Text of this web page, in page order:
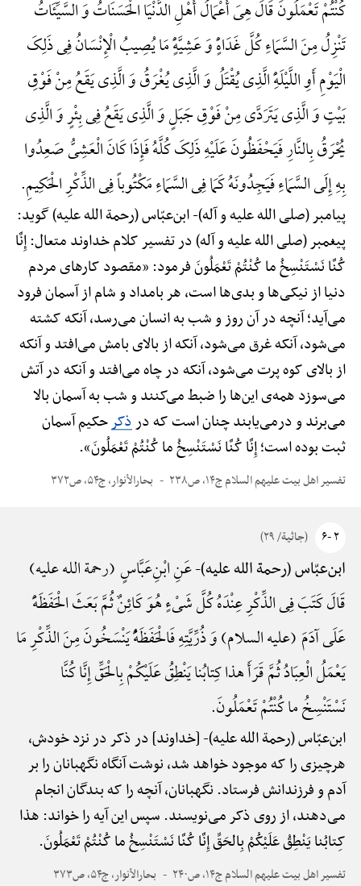
کُنْتُمْ تَعْمَلُونَ قَالَ هِیَ أَعْمَالُ أَهْلِ الدُّنْیَا الْحَسَنَاتُ وَ السَّیِّئَاتُ
تَنْزِلُ مِنَ السَّمَاءِ کُلَّ غَدَاهًٍْ وَ عَشِیَّهًٍْ مَا یُصِیبُ الْإِنْسَانُ فِی ذَلِکَ
الْیَوْمِ أَوِ اللَّیْلَهًِْ الَّذِی یُقْتَلُ وَ الَّذِی یُغْرَقُ وَ الَّذِی یَقَعُ مِنْ فَوْقِ
بَیْتٍ وَ الَّذِی یَتَرَدَّی مِنْ فَوْقِ جَبَلٍ وَ الَّذِی یَقَعُ فِی بِئْرٍ وَ الَّذِی
یُحْرَقُ بِالنَّارِ فَیَحْفَظُونَ عَلَیْهِ ذَلِکَ کُلَّهُ فَإِذَا کَانَ الْعَشِیُّ صَعِدُوا
بِهِ إِلَی السَّمَاءِ فَیَجِدُونَهُ کَمَا فِی السَّمَاءِ مَکْتُوباً فِی الذِّکْرِ الْحَکِیمِ.
پیامبر (صلی الله علیه و آله)-ابن‌عبّاس (رحمة الله علیه) گوید:
پیغمبر (صلی الله علیه و آله) در تفسیر کلام خداوند متعال: إِنَّا
کُنَّا نَسْتَنْسِخُ ما کُنْتُمْ تَعْمَلُونَ فرمود: «مقصود کارهای مردم
دنیا از نیکی‌ها و بدی‌ها است، هر بامداد و شام از آسمان فرود
می‌آید؛ آنچه در آن روز و شب به انسان می‌رسد، آنکه کشته
می‌شود، آنکه غرق می‌شود، آنکه از بالای بامش می‌افتد و آنکه
از بالای کوه پرت می‌شود، آنکه در چاه می‌افتد و آنکه در آتش
می‌سوزد همه‌ی این‌ها را ضبط می‌کنند و شب به آسمان بالا
می‌برند و درمی‌یابند چنان است که درذکرحکیم آسمان
ثبت بوده است؛ إِنَّا کُنَّا نَسْتَنْسِخُ ما کُنْتُمْ تَعْمَلُونَ».
تفسیر اهل بیت علیهم السلام ج۱۴، ص۲۳۸ بحارالأنوار، ج۵۴، ص۳۷۲
۲ -۶ (جاثیة/ ۲۹)
ابن‌عبّاس (رحمة الله علیه)-عَنِ ابْنِ‌عَبَّاسٍ (رحمة الله علیه)
قَالَ کَتَبَ فِی الذِّکْرِ عِنْدَهُ کُلَّ شَیْءٍ هُوَ کَائِنٌ ثُمَّ بَعَثَ الْحَفَظَهًَْ
عَلَی آدَمَ (علیه السلام) وَ ذُرِّیَّتِهِ فَالْحَفَظَهًُْ یَنْسَخُونَ مِنَ الذِّکْرِ مَا
یَعْمَلُ الْعِبَادُ ثُمَّ قَرَأَ هذا کِتابُنا یَنْطِقُ عَلَیْکُمْ بِالْحَقِّ إِنَّا کُنَّا
نَسْتَنْسِخُ ما کُنْتُمْ تَعْمَلُونَ.
ابن‌عبّاس (رحمة الله علیه)-[خداوند] در ذکر در نزد خودش،
هرچیزی را که موجود خواهد شد، نوشت آنگاه نگهبانان را بر
آدم و فرزندانش فرستاد. نگهبانان، آنچه را که بندگان انجام
می‌دهند، از روی ذکر می‌نویسند. سپس این آیه را خواند: هذا
کِتابُنا یَنْطِقُ عَلَیْکُمْ بِالحَقِّ إِنَّا کُنَّا نَسْتَنْسِخُ ما کُنْتُمْ تَعْمَلُونَ.
تفسیر اهل بیت علیهم السلام ج۱۴، ص۲۴۰ بحارالأنوار، ج۵۴، ص۳۷۳